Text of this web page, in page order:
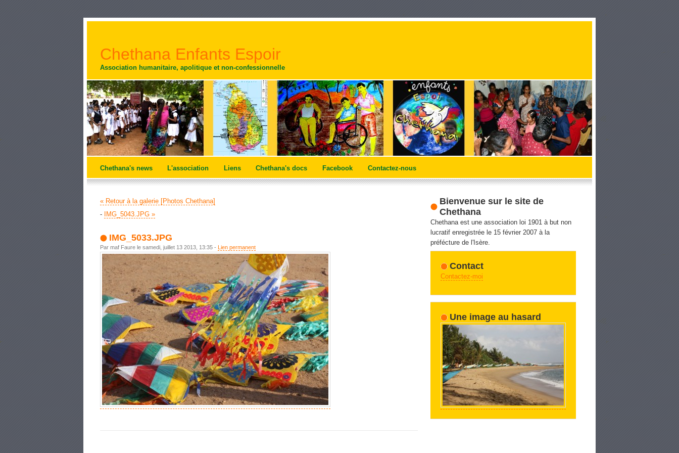
Chethana Enfants Espoir
Association humanitaire, apolitique et non-confessionnelle
Chethana's news L'association Liens Chethana's docs Facebook Contactez-nous
« Retour à la galerie [Photos Chethana]
-
IMG_5043.JPG »
IMG_5033.JPG
Par maf Faure le samedi, juillet 13 2013, 13:35 - Lien permanent
Bienvenue sur le site de
Chethana
Chethana est une association loi 1901 à but non
lucratif enregistrée le 15 février 2007 à la
préfécture de l'Isère.
Contact
Contactez-moi
Une image au hasard